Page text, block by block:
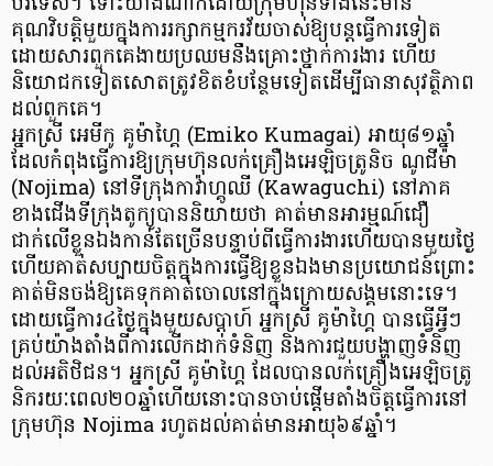
គុណវិបត្តិមួយក្នុងការរក្សាកម្មករវ័យចាស់ឱ្យបន្តធ្វើការទៀត
ដោយសារពួកគេងាយប្រឈមនឹងគ្រោះថ្នាក់ការងារ ហើយ
និយោជកទៀតសោតត្រូវខិតខំបន្ថែមទៀតដើម្បីធានាសុវត្ថិភាព
ដល់ពួកគេ។
អ្នកស្រី អេមីកូ គូម៉ាហ្គៃ (Emiko Kumagai) អាយុ៨១ឆ្នាំ
ដែលកំពុងធ្វើការឱ្យក្រុមហ៊ុនលក់គ្រឿងអេឡិចត្រូនិច ណូជីម៉ា
(Nojima) នៅទីក្រុងកាវ៉ាហ្គូឈី (Kawaguchi) នៅភាគ
ខាងជើងទីក្រុងតូក្យូបាននិយាយថា គាត់មានអារម្មណ៍ជឿ
ជាក់លើខ្លួនឯងកាន់តែច្រើនបន្ទាប់ពីធ្វើការងារហើយបានមួយថ្ងៃ
ហើយគាត់សប្បាយចិត្តក្នុងការធ្វើឱ្យខ្លួនឯងមានប្រយោជន៍ព្រោះ
គាត់មិនចង់ឱ្យគេទុកគាត់ចោលនៅក្នុងក្រោយសង្គមនោះទេ។
ដោយធ្វើការ៤ថ្ងៃក្នុងមួយសប្តាហ៍ អ្នកស្រី គូម៉ាហ្គៃ បានធ្វើអ្វីៗ
គ្រប់យ៉ាងតាំងពីការលើកដាក់ទំនិញ និងការជួយបង្ហាញទំនិញ
ដល់អតិថិជន។ អ្នកស្រី គូម៉ាហ្គៃ ដែលបានលក់គ្រឿងអេឡិចត្រូ
និករយៈពេល២០ឆ្នាំហើយនោះបានចាប់ផ្តើមតាំងចិត្តធ្វើការនៅ
ក្រុមហ៊ុន Nojima រហូតដល់គាត់មានអាយុ៦៩ឆ្នាំ។